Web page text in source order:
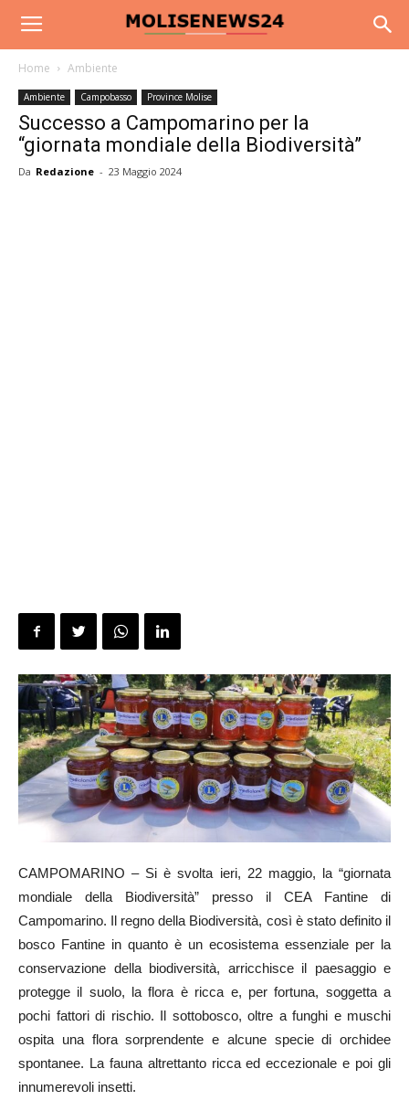
Home Ambiente
Ambiente Campobasso Province Molise
Successo a Campomarino per la
“giornata mondiale della Biodiversità”
Da Redazione - 23 Maggio 2024
CAMPOMARINO – Si è svolta ieri, 22 maggio, la “giornata
mondiale della Biodiversità” presso il CEA Fantine di
Campomarino. Il regno della Biodiversità, così è stato definito il
bosco Fantine in quanto è un ecosistema essenziale per la
conservazione della biodiversità, arricchisce il paesaggio e
protegge il suolo, la flora è ricca e, per fortuna, soggetta a
pochi fattori di rischio. Il sottobosco, oltre a funghi e muschi
ospita una flora sorprendente e alcune specie di orchidee
spontanee. La fauna altrettanto ricca ed eccezionale e poi gli
innumerevoli insetti.